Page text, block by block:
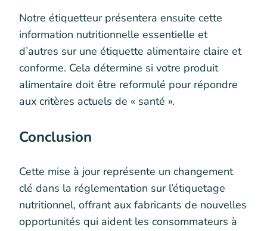
Notre étiquetteur présentera ensuite cette
information nutritionnelle essentielle et
d’autres sur une étiquette alimentaire claire et
conforme. Cela détermine si votre produit
alimentaire doit être reformulé pour répondre
aux critères actuels de « santé ».
Conclusion
Cette mise à jour représente un changement
clé dans la réglementation sur l’étiquetage
nutritionnel, offrant aux fabricants de nouvelles
opportunités qui aident les consommateurs à